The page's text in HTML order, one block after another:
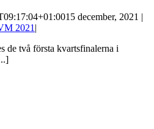
15 december, 2021 |
2021 |
de två första kvartsfinalerna i